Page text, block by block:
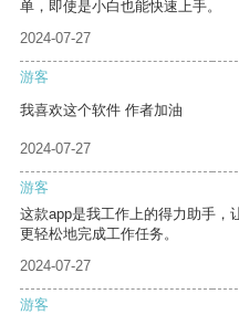
单，即使是小白也能快速上手。
2024-07-27
游客
我喜欢这个软件 作者加油
2024-07-27
游客
这款app是我工作上的得力助手，
更轻松地完成工作任务。
2024-07-27
游客